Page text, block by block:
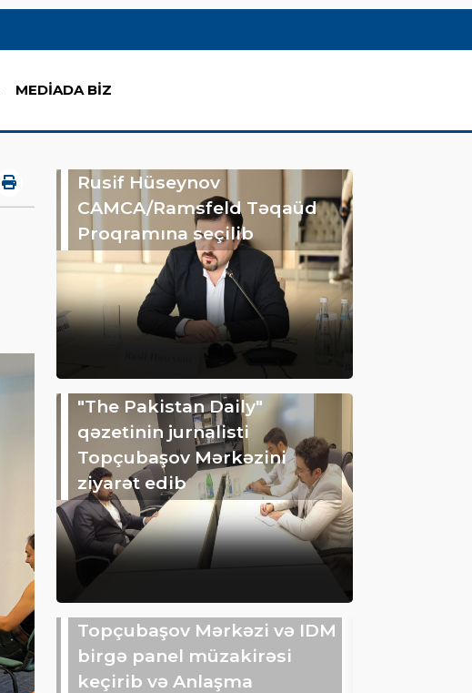
MEDİADA BİZ
Rusif Hüseynov
CAMCA/Ramsfeld Təqaüd
Proqramına seçilib
"The Pakistan Daily"
qəzetinin jurnalisti
Topçubaşov Mərkəzini
ziyarət edib
Topçubaşov Mərkəzi və IDM
birgə panel müzakirəsi
keçirib və Anlaşma